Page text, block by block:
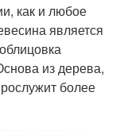
как и любое
является
из дерева,
более